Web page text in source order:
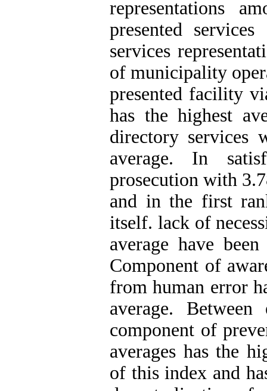
representations
presented
services
of municipality
presented facility
has the highest
directory services
average. In
prosecution with
and in the first
itself. lack of
average have
Component of
from human error
average.
component of
averages has the
of this index and